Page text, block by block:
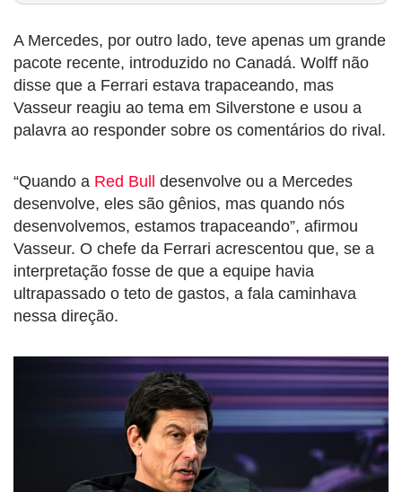
A Mercedes, por outro lado, teve apenas um grande
pacote recente, introduzido no Canadá. Wolff não
disse que a Ferrari estava trapaceando, mas
Vasseur reagiu ao tema em Silverstone e usou a
palavra ao responder sobre os comentários do rival.
“Quando a Red Bull
desenvolve ou a Mercedes
desenvolve, eles são gênios, mas quando nós
desenvolvemos, estamos trapaceando”, afirmou
Vasseur. O chefe da Ferrari acrescentou que, se a
interpretação fosse de que a equipe havia
ultrapassado o teto de gastos, a fala caminhava
nessa direção.